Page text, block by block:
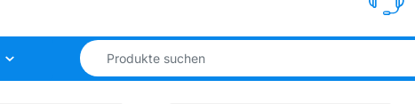
Search for: